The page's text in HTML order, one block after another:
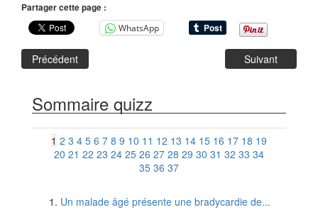
Partager cette page :
WhatsApp
Précédent Suivant
Sommaire quizz
1 2 3 4 5 6 7 8 9 10 11 12 13 14 15 16 17 18 19
20 21 22 23 24 25 26 27 28 29 30 31 32 33 34
35 36 37
Un malade âgé présente une bradycardie de...